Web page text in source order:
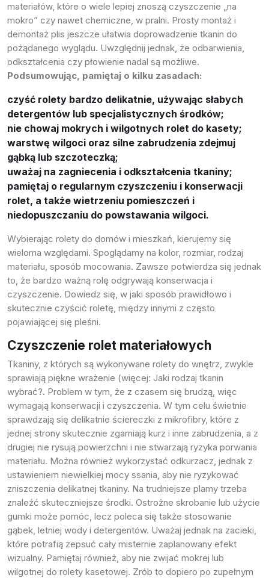
materiałów, które o wiele lepiej znoszą czyszczenie „na
mokro” czy nawet chemiczne, w pralni. Prosty montaż i
demontaż plis jeszcze ułatwia doprowadzenie tkanin do
pożądanego wyglądu. Uwzględnij jednak, że odbarwienia,
odkształcenia czy płowienie nadal są możliwe.
Podsumowując, pamiętaj o kilku zasadach:
czyść rolety bardzo delikatnie, używając słabych
detergentów lub specjalistycznych środków;
nie chowaj mokrych i wilgotnych rolet do kasety;
warstwę wilgoci oraz silne zabrudzenia zdejmuj
gąbką lub szczoteczką;
uważaj na zagniecenia i odkształcenia tkaniny;
pamiętaj o regularnym czyszczeniu i konserwacji
rolet, a także wietrzeniu pomieszczeń i
niedopuszczaniu do powstawania wilgoci.
Wybierając rolety do domów i mieszkań, kierujemy się
wieloma względami. Spoglądamy na kolor, rozmiar, rodzaj
materiału, sposób mocowania. Zawsze potwierdza się jednak
to, że bardzo ważną rolę odgrywają konserwacja i
czyszczenie. Dowiedz się, w jaki sposób prawidłowo i
skutecznie czyścić roletę, między innymi z często
pojawiającej się pleśni.
Czyszczenie rolet materiałowych
Tkaniny, z których są wykonywane rolety do wnętrz, zwykle
sprawiają piękne wrażenie (więcej: Jaki rodzaj tkanin
wybrać?. Problem w tym, że z czasem się brudzą, więc
wymagają konserwacji i czyszczenia. W tym celu świetnie
sprawdzają się delikatnie ściereczki z mikrofibry, które z
jednej strony skutecznie zgarniają kurz i inne zabrudzenia, a z
drugiej nie rysują powierzchni i nie stwarzają ryzyka porwania
materiału. Można również wykorzystać odkurzacz, jednak z
ustawieniem niewielkiej mocy ssania, aby nie ryzykować
zniszczenia delikatnej tkaniny. Na trudniejsze plamy trzeba
znaleźć skuteczniejsze środki. Ostrożne skrobanie lub użycie
gumki może pomóc, lecz poleca się także stosowanie
gąbek, letniej wody i detergentów. Uważaj jednak na zacieki,
które potrafią zepsuć cały misternie zaplanowany efekt
wizualny. Pamiętaj również, aby nie zwijać mokrej lub
wilgotnej do rolety kasetowej. Zrób to dopiero po zupełnym